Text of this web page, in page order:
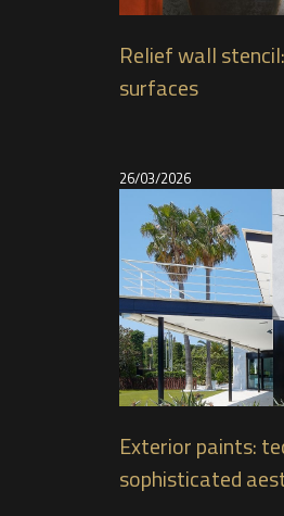
Relief wall
surfaces
26/03/2026
Exterior paints:
sophisticated